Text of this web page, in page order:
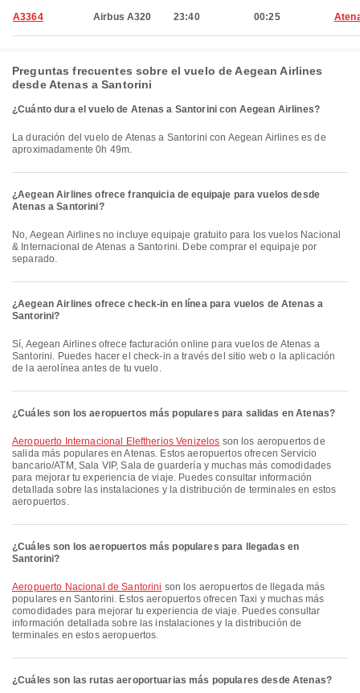
A3364 Airbus A320 23:40 00:25
Preguntas frecuentes sobre el vuelo de Aegean Airlines
desde Atenas a Santorini
¿Cuánto dura el vuelo de Atenas a Santorini con Aegean Airlines?
La duración del vuelo de Atenas a Santorini con Aegean Airlines es de
aproximadamente 0h 49m.
¿Aegean Airlines ofrece franquicia de equipaje para vuelos desde
Atenas a Santorini?
No, Aegean Airlines no incluye equipaje gratuito para los vuelos Nacional
& Internacional de Atenas a Santorini. Debe comprar el equipaje por
separado.
¿Aegean Airlines ofrece check-in en línea para vuelos de Atenas a
Santorini?
Sí, Aegean Airlines ofrece facturación online para vuelos de Atenas a
Santorini. Puedes hacer el check-in a través del sitio web o la aplicación
de la aerolínea antes de tu vuelo.
¿Cuáles son los aeropuertos más populares para salidas en Atenas?
Aeropuerto Internacional Eleftherios Venizelos son los aeropuertos de
salida más populares en Atenas. Estos aeropuertos ofrecen Servicio
bancario/ATM, Sala VIP, Sala de guardería y muchas más comodidades
para mejorar tu experiencia de viaje. Puedes consultar información
detallada sobre las instalaciones y la distribución de terminales en estos
aeropuertos.
¿Cuáles son los aeropuertos más populares para llegadas en
Santorini?
Aeropuerto Nacional de Santorini son los aeropuertos de llegada más
populares en Santorini. Estos aeropuertos ofrecen Taxi y muchas más
comodidades para mejorar tu experiencia de viaje. Puedes consultar
información detallada sobre las instalaciones y la distribución de
terminales en estos aeropuertos.
¿Cuáles son las rutas aeroportuarias más populares desde Atenas?